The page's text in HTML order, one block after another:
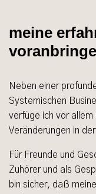
meine
Neben einer
Systemischen
verfüge ich vor
Veränderungen in
Für Freunde und
Zuhörer und als
bin sicher, daß